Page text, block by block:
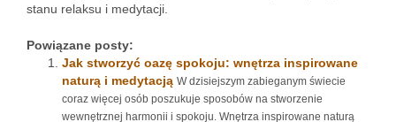
stanu relaksu i medytacji.
Powiązane posty:
Jak stworzyć oazę spokoju: wnętrza inspirowane
naturą i medytacją W dzisiejszym zabieganym świecie
coraz więcej osób poszukuje sposobów na stworzenie
wewnętrznej harmonii i spokoju. Wnętrza inspirowane naturą